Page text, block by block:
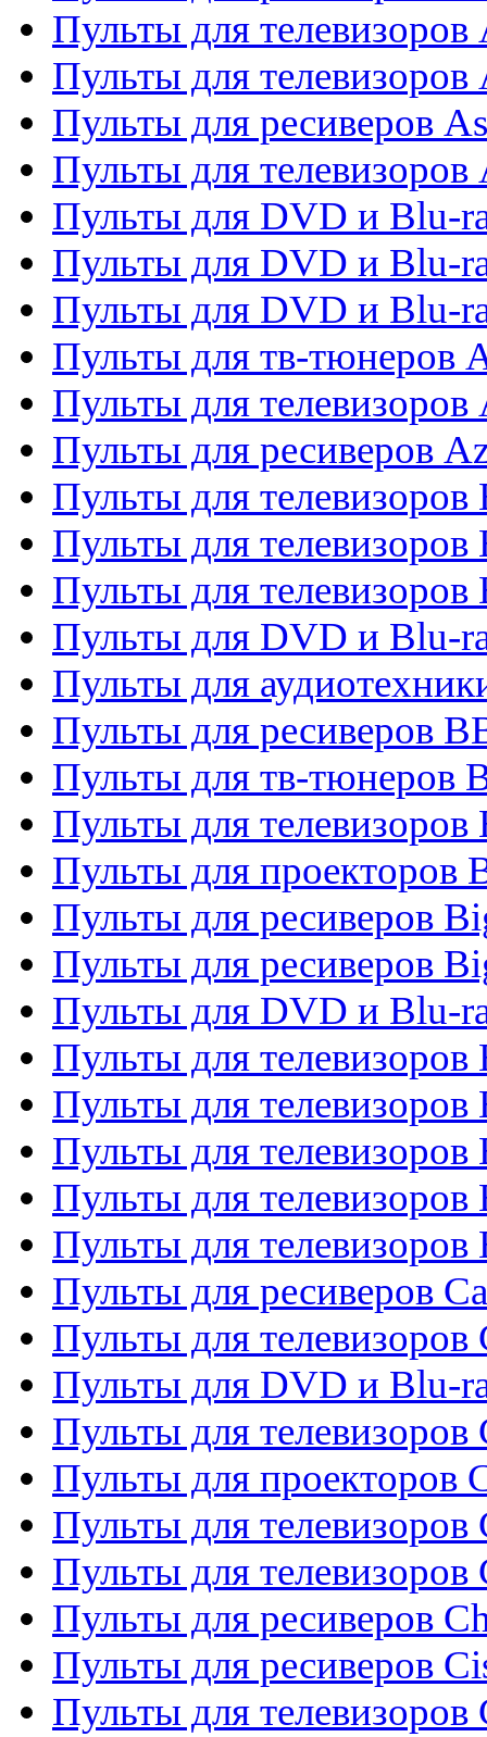
Пульты для
Пульты для телевизоров
Пульты для ресиверов
Пульты для телевизоров
Пульты для DVD и Blu-
Пульты для DVD и Blu-
Пульты для DVD и Blu-
Пульты для тв-тюнеров
Пульты для телевизоров
Пульты для ресиверов
Пульты для
Пульты для
Пульты для
Пульты для DVD и Blu-
Пульты для
Пульты для ресиверов
Пульты для тв-тюнеров
Пульты для телевизоров
Пульты для проекторов
Пульты для ресиверов
Пульты для ресиверов
Пульты для DVD и Blu-
Пульты для телевизоров
Пульты для телевизоров
Пульты для телевизоров
Пульты для телевизоров
Пульты для телевизоров
Пульты для ресиверов
Пульты для телевизоров
Пульты для DVD и Blu-
Пульты для телевизоров
Пульты для проекторов
Пульты для телевизоров
Пульты для телевизоров
Пульты для ресиверов
Пульты для ресиверов
Пульты для телевизоров